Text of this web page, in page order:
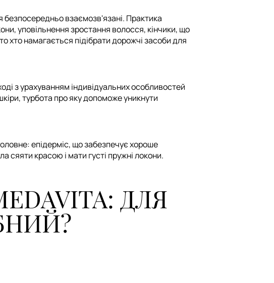
безпосередньо взаємозв'язані. Практика
уповільнення зростання волосся, кінчики, що
хто намагається підібрати дорожчі засоби для
з урахуванням індивідуальних особливостей
турбота про яку допоможе уникнути
епідерміс, що забезпечує хороше
красою і мати густі пружні локони.
ДЛЯ